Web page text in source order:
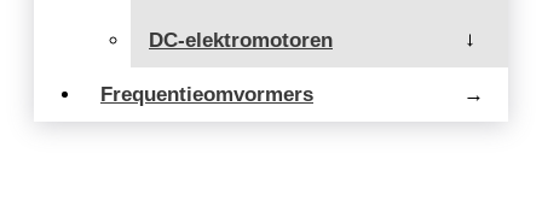
DC-elektromotoren →
Frequentieomvormers →